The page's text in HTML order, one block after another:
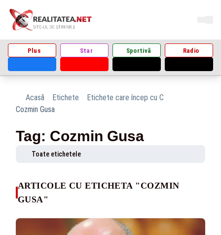
Plus Star Sportivă Radio
Acasă Etichete
Etichete care încep cu C
Cozmin Gusa
Tag: Cozmin Gusa
Toate etichetele
ARTICOLE CU ETICHETA "COZMIN
GUSA"